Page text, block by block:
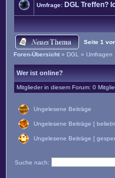
Umfrage: DGL Treffen?
Seite 1
Foren-Übersicht » DGL » Umfragen
Wer ist online?
Mitglieder in diesem Forum: 0
Ungelesene Beiträge
Ungelesene Beiträge [
Ungelesene Beiträge [
Suche nach: